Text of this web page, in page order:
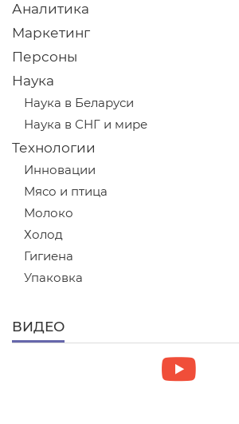
Аналитика
Маркетинг
Персоны
Наука
Наука в Беларуси
Наука в СНГ и мире
Технологии
Инновации
Мясо и птица
Молоко
Холод
Гигиена
Упаковка
ВИДЕО